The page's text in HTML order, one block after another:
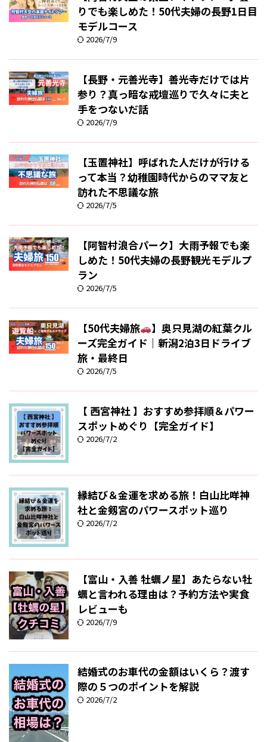
りでも楽しめた！50代夫婦の長野1日目
モデルコース
2026/7/9
【長野・元善光寺】善光寺だけでは片
参り？真っ暗な戒壇巡りで久々に夫と
手をつないだ話
2026/7/9
【玉置神社】呼ばれた人だけが行ける
って本当？幼稚園時代からのママ友と
訪れた不思議な旅
2026/7/5
【阿智村浪合パーク】大雨予報でも楽
しめた！50代夫婦の長野観光モデルプ
ラン
2026/7/5
【50代夫婦旅
】奥只見湖の紅葉クル
ーズ完全ガイド｜新潟2泊3日ドライブ
旅・最終日
2026/7/5
【 西宮神社 】おすすめ参拝順＆パワー
スポットめぐり【完全ガイド】
2026/7/2
縁結び＆金運を求める旅！白山比咩神
社と金剱宮のパワースポット巡り
2026/7/2
【富山・入善 牡蠣ノ星】あたらない牡
蠣と言われる理由は？予約方法や実食
レビューも
2026/7/9
結婚式のお車代の金額はいくら？渡す
際の５つのポイントを解説
2026/7/2